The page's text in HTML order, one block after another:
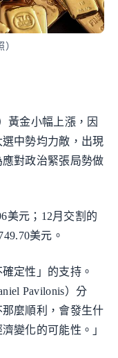
黃金小幅上漲，因
中勢均力敵，出現
對政治緊張局勢做
美元；12月交割的
美元。
定性」的支持。
Pavilonis）分
麼順利，會發生什
變化的可能性。」